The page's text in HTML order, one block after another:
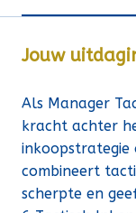
Jouw
Als Manager
kracht achter
inkoopstrategie
combineert
scherpte en